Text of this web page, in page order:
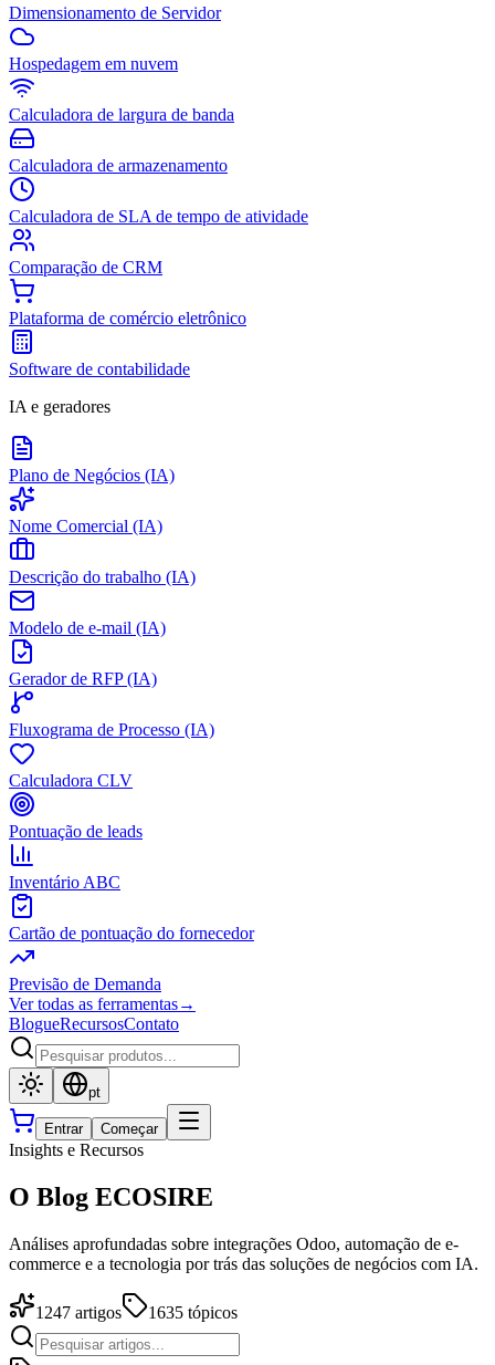
Dimensionamento de Servidor
Hospedagem em nuvem
Calculadora de largura de banda
Calculadora de armazenamento
Calculadora de SLA de tempo de atividade
Comparação de CRM
Plataforma de comércio eletrônico
Software de contabilidade
IA e geradores
Plano de Negócios (IA)
Nome Comercial (IA)
Descrição do trabalho (IA)
Modelo de e-mail (IA)
Gerador de RFP (IA)
Fluxograma de Processo (IA)
Calculadora CLV
Pontuação de leads
Inventário ABC
Cartão de pontuação do fornecedor
Previsão de Demanda
Ver todas as ferramentas→
BlogueRecursosContato
pt
Entrar Começar
Insights e Recursos
O Blog ECOSIRE
Análises aprofundadas sobre integrações Odoo, automação de e-
commerce e a tecnologia por trás das soluções de negócios com IA.
1247 artigos 1635 tópicos